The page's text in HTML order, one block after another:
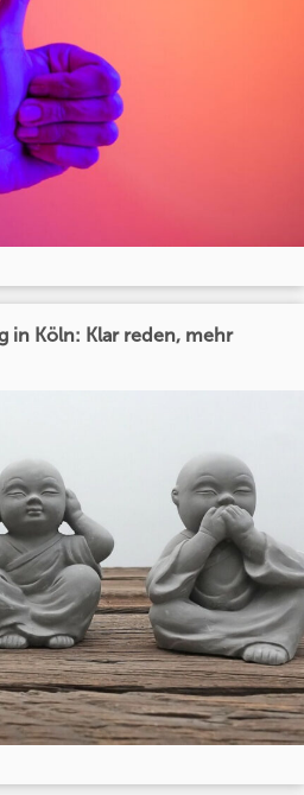
in Köln: Klar reden, mehr